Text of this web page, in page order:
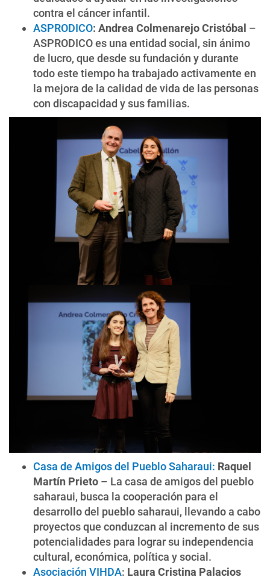
contra el cáncer infantil.
ASPRODICO: Andrea Colmenarejo Cristóbal –
ASPRODICO es una entidad social, sin ánimo
de lucro, que desde su fundación y durante
todo este tiempo ha trabajado activamente en
la mejora de la calidad de vida de las personas
con discapacidad y sus familias.
Casa de Amigos del Pueblo Saharaui: Raquel
Martín Prieto – La casa de amigos del pueblo
saharaui, busca la cooperación para el
desarrollo del pueblo saharaui, llevando a cabo
proyectos que conduzcan al incremento de sus
potencialidades para lograr su independencia
cultural, económica, política y social.
Asociación VIHDA: Laura Cristina Palacios